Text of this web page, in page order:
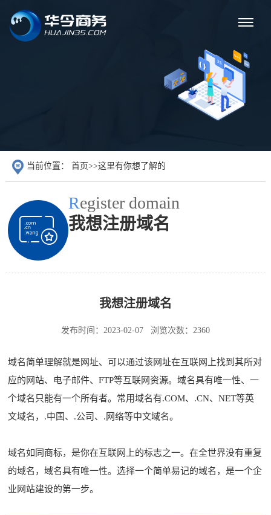
当前位置： 首页>>这里有你想了解的
Register domain
我想注册域名
我想注册域名
发布时间：2023-02-07 浏览次数：2360
域名简单理解就是网址、可以通过该网址在互联网上找到其所对
应的网站、电子邮件、FTP等互联网资源。域名具有唯一性、一
个域名只能有一个所有者。常用域名有.COM、.CN、NET等英
文域名，.中国、.公司、.网络等中文域名。
域名如同商标，是你在互联网上的标志之一。在全世界没有重复
的域名，域名具有唯一性。选择一个简单易记的域名，是一个企
业网站建设的第一步。